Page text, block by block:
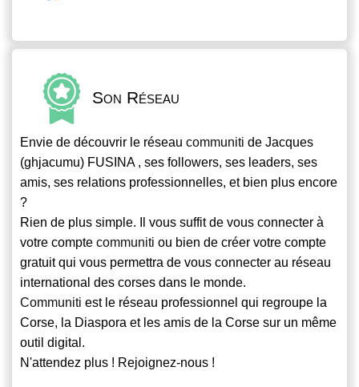
Son Réseau
Envie de découvrir le réseau communiti de Jacques
(ghjacumu) FUSINA , ses followers, ses leaders, ses
amis, ses relations professionnelles, et bien plus encore
?
Rien de plus simple. Il vous suffit de vous connecter à
votre compte communiti ou bien de créer votre compte
gratuit qui vous permettra de vous connecter au réseau
international des corses dans le monde.
Communiti est le réseau professionnel qui regroupe la
Corse, la Diaspora et les amis de la Corse sur un même
outil digital.
N'attendez plus ! Rejoignez-nous !